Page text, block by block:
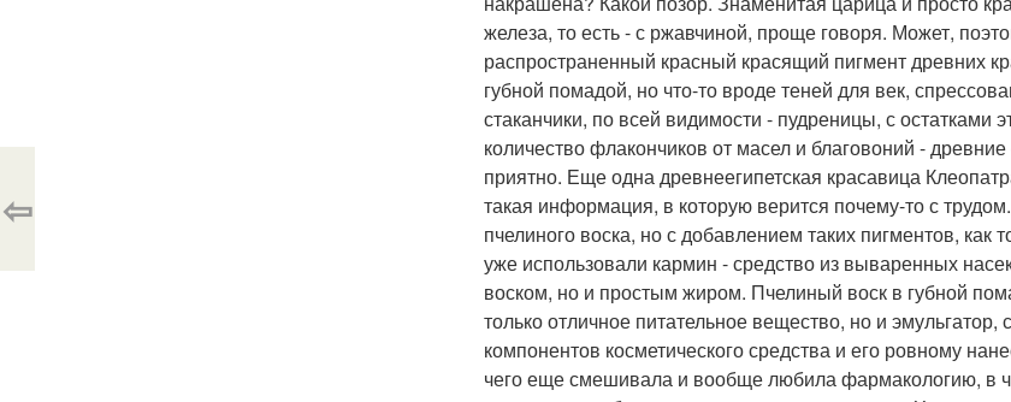
железа, то есть - с ржавчиной, проще говоря. Может,
распространенный красный красящий пигмент древних
губной помадой, но что-то вроде теней для век,
стаканчики, по всей видимости - пудреницы, с
количество флакончиков от масел и благовоний -
приятно. Еще одна древнеегипетская красавица
такая информация, в которую верится почему-то с
пчелиного воска, но с добавлением таких пигментов,
уже использовали кармин - средство из вываренных
воском, но и простым жиром. Пчелиный воск в губной
только отличное питательное вещество, но и
компонентов косметического средства и его ровному
чего еще смешивала и вообще любила фармакологию, в
⇦